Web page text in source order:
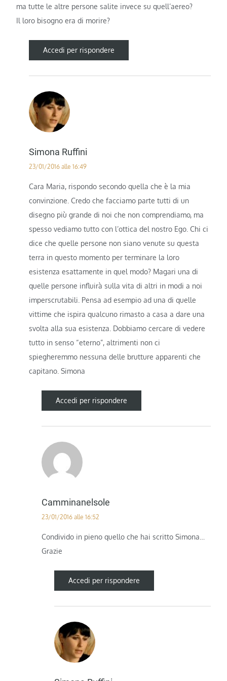
ma tutte le altre persone salite invece su quell’aereo?
Il loro bisogno era di morire?
Accedi per rispondere
Simona Ruffini
23/01/2016 alle 16:49
Cara Maria, rispondo secondo quella che è la mia
convinzione. Credo che facciamo parte tutti di un
disegno più grande di noi che non comprendiamo, ma
spesso vediamo tutto con l’ottica del nostro Ego. Chi ci
dice che quelle persone non siano venute su questa
terra in questo momento per terminare la loro
esistenza esattamente in quel modo? Magari una di
quelle persone influirà sulla vita di altri in modi a noi
imperscrutabili. Pensa ad esempio ad una di quelle
vittime che ispira qualcuno rimasto a casa a dare una
svolta alla sua esistenza. Dobbiamo cercare di vedere
tutto in senso “eterno”, altrimenti non ci
spiegheremmo nessuna delle brutture apparenti che
capitano. Simona
Accedi per rispondere
Camminanelsole
23/01/2016 alle 16:52
Condivido in pieno quello che hai scritto Simona…
Grazie
Accedi per rispondere